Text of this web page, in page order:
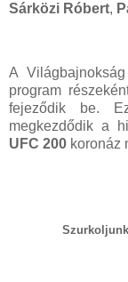
Sárközi Róbert,
A
program
fejeződik be.
megkezdődik a
UFC 200 koronáz